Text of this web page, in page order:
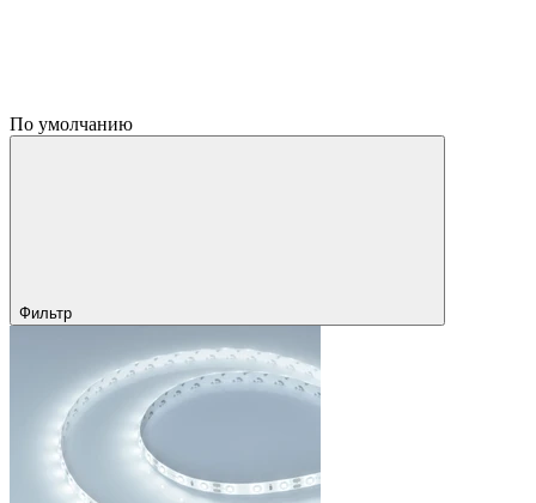
По умолчанию
Фильтр